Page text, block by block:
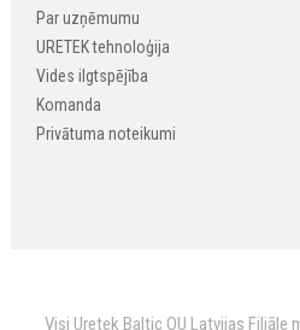
Par uzņēmumu
URETEK tehnoloģija
Vides ilgtspējība
Komanda
Privātuma noteikumi
Visi Uretek Baltic OU Latvijas Filiāle